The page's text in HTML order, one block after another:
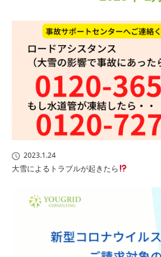
2023.1.24
大雪によるトラブルが起きたら